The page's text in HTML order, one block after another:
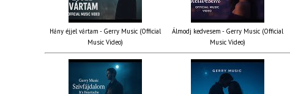
Hány éjjel vártam - Gerry Music (Official
Music Video)
Álmodj kedvesem - Gerry Music (Official
Music Video)